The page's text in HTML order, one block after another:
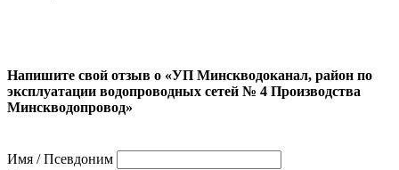
Напишите свой отзыв о «УП Минскводоканал, район по
эксплуатации водопроводных сетей № 4 Производства
Минскводопровод»
Имя / Псевдоним